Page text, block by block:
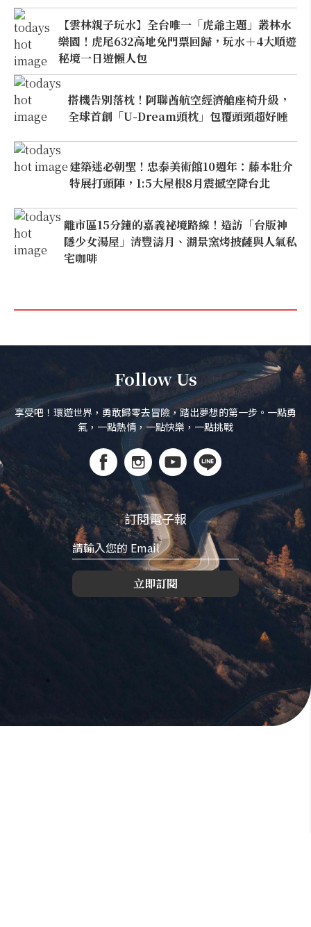
【雲林親子玩水】全台唯一「虎爺主題」叢林水
樂園！虎尾632高地免門票回歸，玩水＋4大順遊
秘境一日遊懶人包
搭機告別落枕！阿聯酋航空經濟艙座椅升級，
全球首創「U-Dream頭枕」包覆頭頸超好睡
建築迷必朝聖！忠泰美術館10週年：藤本壯介
特展打頭陣，1:5大屋根8月震撼空降台北
離市區15分鐘的嘉義祕境路線！造訪「台版神
隱少女湯屋」清豐濤月、湖景窯烤披薩與人氣私
宅咖啡
Follow Us
享受吧！環遊世界，勇敢歸零去冒險，踏出夢想的第一步。一點勇
氣，一點熱情，一點快樂，一點挑戰
訂閱電子報
立即訂閱